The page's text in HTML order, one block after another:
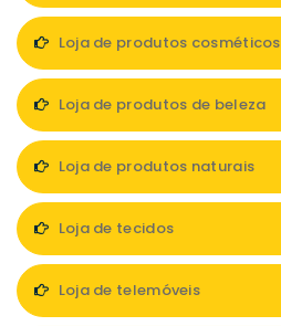
Loja de produtos cosméticos
Loja de produtos de beleza
Loja de produtos naturais
Loja de tecidos
Loja de telemóveis